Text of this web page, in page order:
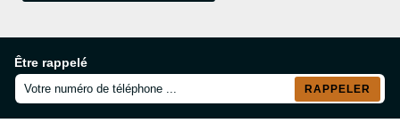
Être rappelé